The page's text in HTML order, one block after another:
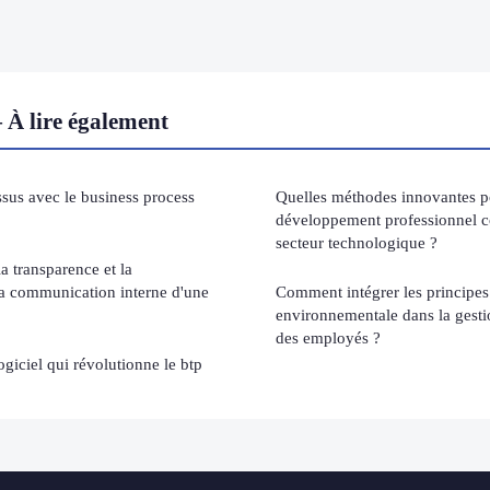
lire également
avec le business process
transparence et la
communication interne d'une
qui révolutionne le btp
Quelles méthodes innovantes
développement professionnel
secteur technologique ?
Comment intégrer les
environnementale dans la
des employés ?